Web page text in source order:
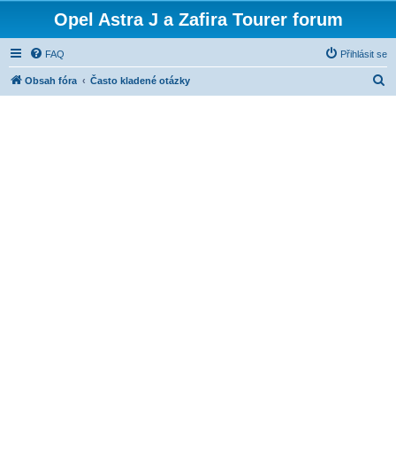
Opel Astra J a Zafira Tourer forum
FAQ Přihlásit se
Obsah fóra Často kladené otázky